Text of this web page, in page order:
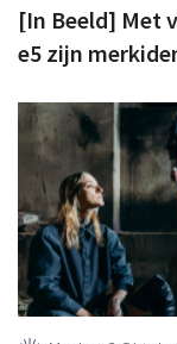
[In Beeld] Met
e5 zijn